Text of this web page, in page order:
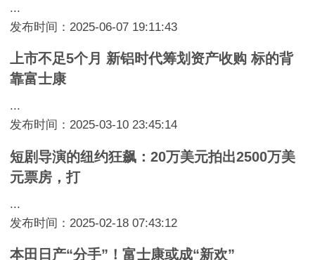
...
发布时间：2025-06-07 19:11:43
上市不足5个月 新铝时代筹划资产收购 标的背
靠富士康
...
发布时间：2025-03-10 23:45:14
短剧导演的纽约狂飙：20万美元拍出2500万美
元票房，打
...
发布时间：2025-02-18 07:43:12
本田日产“分手”！富士康或成“新欢”